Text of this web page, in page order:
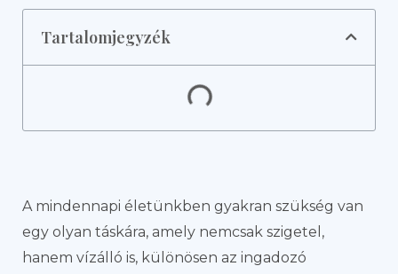
Tartalomjegyzék
A mindennapi életünkben gyakran szükség van
egy olyan táskára, amely nemcsak szigetel,
hanem vízálló is, különösen az ingadozó